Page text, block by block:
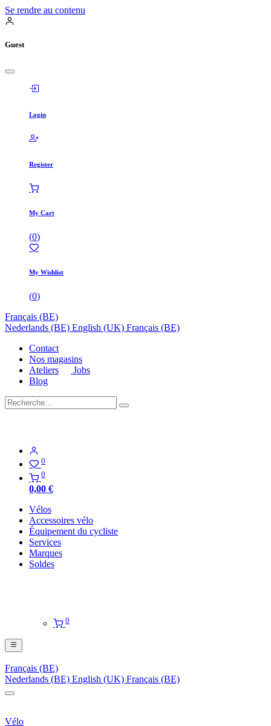
Se rendre au contenu
Guest
Login
Register
My Cart
(0)
My Wishlist
(0)
Français (BE)
Nederlands (BE) English (UK) Français (BE)
Contact
Nos magasins
Ateliers
Jobs
Blog
0
0
0,00 €
Vélos
Accessoires vélo
Équipement du cycliste
Services
Marques
Soldes
0
Français (BE)
Nederlands (BE) English (UK) Français (BE)
Vélo